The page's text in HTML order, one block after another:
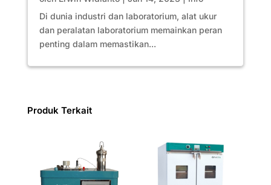
Di dunia industri dan laboratorium, alat ukur
dan peralatan laboratorium memainkan peran
penting dalam memastikan...
Produk Terkait